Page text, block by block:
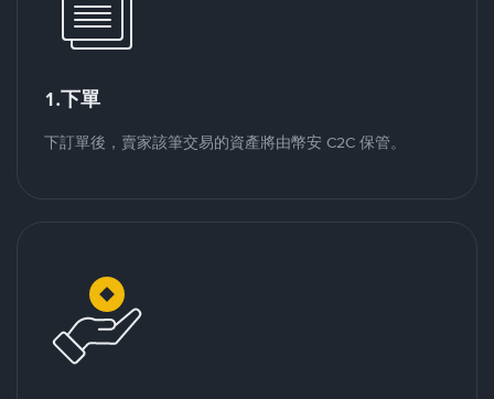
1.下單
下訂單後，賣家該筆交易的資產將由幣安 C2C 保管。